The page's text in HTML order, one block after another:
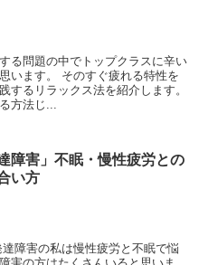
る問題の中でトップクラスに辛い
います。 そのすぐ疲れる特性を
するリラックス法を紹介します。
方法じ...
達障害」不眠・慢性疲労との
い方
障害の私は慢性疲労と不眠で悩